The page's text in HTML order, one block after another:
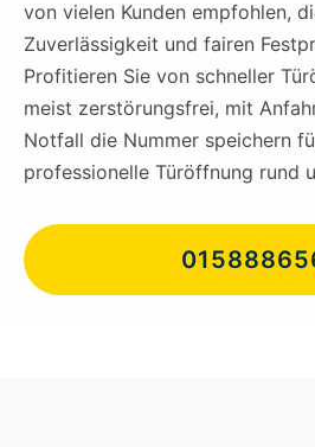
von vielen Kunden empfohlen,
Zuverlässigkeit und fairen
Profitieren Sie von schneller
meist zerstörungsfrei, mit
Notfall die Nummer speichern
professionelle Türöffnung rund